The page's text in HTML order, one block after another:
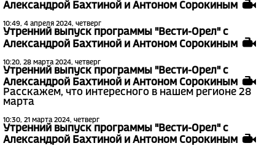
Александрой Бахтиной и Антоном Сорокиным
10:49, 4 апреля 2024, четверг
Утренний выпуск программы "Вести-Орел" с
Александрой Бахтиной и Антоном Сорокиным
10:20, 28 марта 2024, четверг
Утренний выпуск программы "Вести-Орел" с
Александрой Бахтиной и Антоном Сорокиным
Расскажем, что интересного в нашем регионе 28
марта
10:30, 21 марта 2024, четверг
Утренний выпуск программы "Вести-Орел" с
Александрой Бахтиной и Антоном Сорокиным